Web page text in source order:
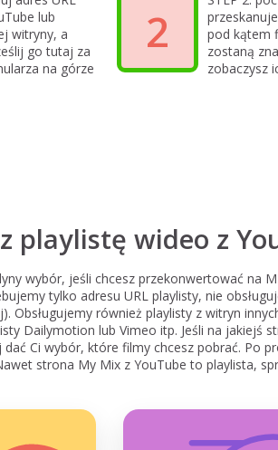
lub
witryny, a
go tutaj za
na górze
2
pod kątem
zostaną
zobaczysz
playlistę wideo z
wybór, jeśli chcesz przekonwertować na
tylko adresu URL playlisty, nie
Obsługujemy również playlisty z witryn
Dailymotion lub Vimeo itp. Jeśli na jakiejś
Ci wybór, które filmy chcesz pobrać. Po
strona My Mix z YouTube to playlista,